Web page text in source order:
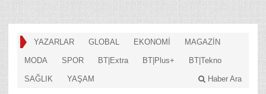
YAZARLAR GLOBAL EKONOMİ MAGAZİN
MODA SPOR BT|Extra BT|Plus+ BT|Tekno
SAĞLIK YAŞAM Haber Ara